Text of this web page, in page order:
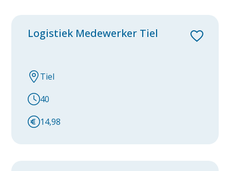
Logistiek Medewerker Tiel
Tiel
40
14,98
Zwolle
Housekeeping
Logistiek